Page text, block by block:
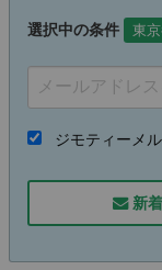
選択中の条件 東
ジモティーメ
新